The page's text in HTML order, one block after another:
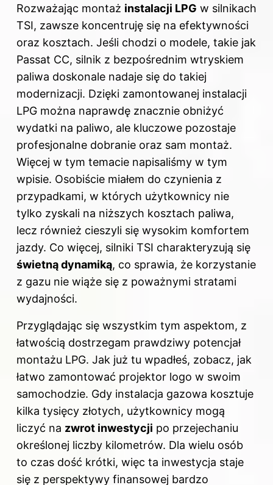
Rozważając montaż instalacji LPG w silnikach
TSI, zawsze koncentruję się na efektywności
oraz kosztach. Jeśli chodzi o modele, takie jak
Passat CC, silnik z bezpośrednim wtryskiem
paliwa doskonale nadaje się do takiej
modernizacji. Dzięki zamontowanej instalacji
LPG można naprawdę znacznie obniżyć
wydatki na paliwo, ale kluczowe pozostaje
profesjonalne dobranie oraz sam montaż.
Więcej w tym temacie napisaliśmy w tym
wpisie. Osobiście miałem do czynienia z
przypadkami, w których użytkownicy nie
tylko zyskali na niższych kosztach paliwa,
lecz również cieszyli się wysokim komfortem
jazdy. Co więcej, silniki TSI charakteryzują się
świetną dynamiką, co sprawia, że korzystanie
z gazu nie wiąże się z poważnymi stratami
wydajności.
Przyglądając się wszystkim tym aspektom, z
łatwością dostrzegam prawdziwy potencjał
montażu LPG. Jak już tu wpadłeś, zobacz, jak
łatwo zamontować projektor logo w swoim
samochodzie. Gdy instalacja gazowa kosztuje
kilka tysięcy złotych, użytkownicy mogą
liczyć na zwrot inwestycji po przejechaniu
określonej liczby kilometrów. Dla wielu osób
to czas dość krótki, więc ta inwestycja staje
się z perspektywy finansowej bardzo